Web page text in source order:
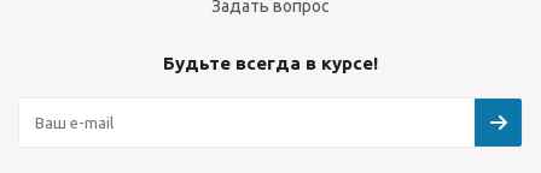
Задать вопрос
Будьте всегда в курсе!